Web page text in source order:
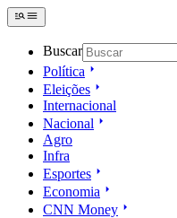
Buscar
Política
Eleições
Internacional
Nacional
Agro
Infra
Esportes
Economia
CNN Money